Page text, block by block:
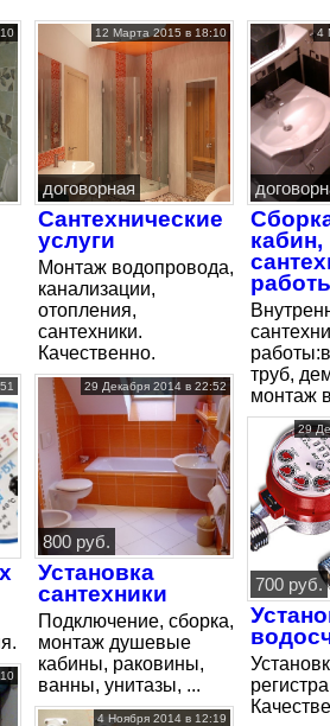
12 Марта 2015 в 18:10
договорная
Сантехнические
услуги
Монтаж водопровода,
канализации,
отопления,
сантехники.
Качественно.
29 Декабря 2014 в 22:52
800 руб.
Установка
сантехники
Подключение, сборка,
монтаж душевые
кабины, раковины,
ванны, унитазы, ...
4 Ноября 2014 в 12:19
4
кабин,
труб,
монтаж
29
700 руб.